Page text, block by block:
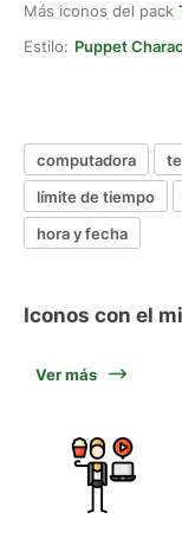
Más iconos del pack
Estilo: Puppet
computadora
límite de tiempo
hora y fecha
Iconos con el
Ver más